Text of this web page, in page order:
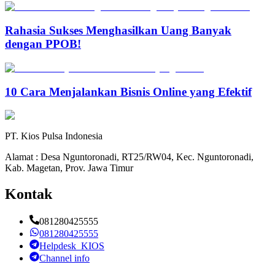
Rahasia Sukses Menghasilkan Uang Banyak
dengan PPOB!
10 Cara Menjalankan Bisnis Online yang Efektif
PT. Kios Pulsa Indonesia
Alamat : Desa Nguntoronadi, RT25/RW04, Kec. Nguntoronadi,
Kab. Magetan, Prov. Jawa Timur
Kontak
081280425555
081280425555
Helpdesk_KIOS
Channel info